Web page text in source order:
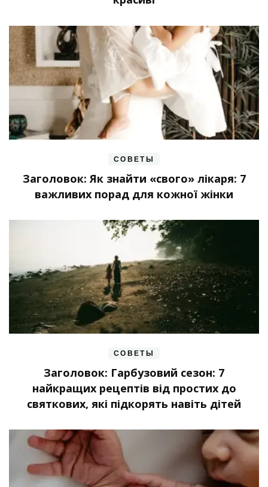
СОВЕТЫ
Заголовок: Як знайти «свого» лікаря: 7
важливих порад для кожної жінки
СОВЕТЫ
Заголовок: Гарбузовий сезон: 7
найкращих рецептів від простих до
святкових, які підкорять навіть дітей